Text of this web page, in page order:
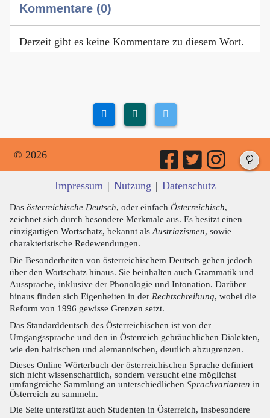
Kommentare (0)
Derzeit gibt es keine Kommentare zu diesem Wort.
© 2026
Impressum | Nutzung | Datenschutz
Das österreichische Deutsch, oder einfach Österreichisch,
zeichnet sich durch besondere Merkmale aus. Es besitzt einen
einzigartigen Wortschatz, bekannt alsAustriazismen, sowie
charakteristische Redewendungen.
Die Besonderheiten von österreichischem Deutsch gehen jedoch
über den Wortschatz hinaus. Sie beinhalten auch Grammatik und
Aussprache, inklusive der Phonologie und Intonation. Darüber
hinaus finden sich Eigenheiten in der Rechtschreibung, wobei die
Reform von 1996 gewisse Grenzen setzt.
Das Standarddeutsch des Österreichischen ist von der
Umgangssprache und den in Österreich gebräuchlichen Dialekten,
wie den bairischen und alemannischen, deutlich abzugrenzen.
Dieses Online Wörterbuch der österreichischen Sprache definiert
sich nicht wissenschaftlich, sondern versucht eine möglichst
umfangreiche Sammlung an unterschiedlichen Sprachvarianten in
Österreich zu sammeln.
Die Seite unterstützt auch Studenten in Österreich, insbesondere